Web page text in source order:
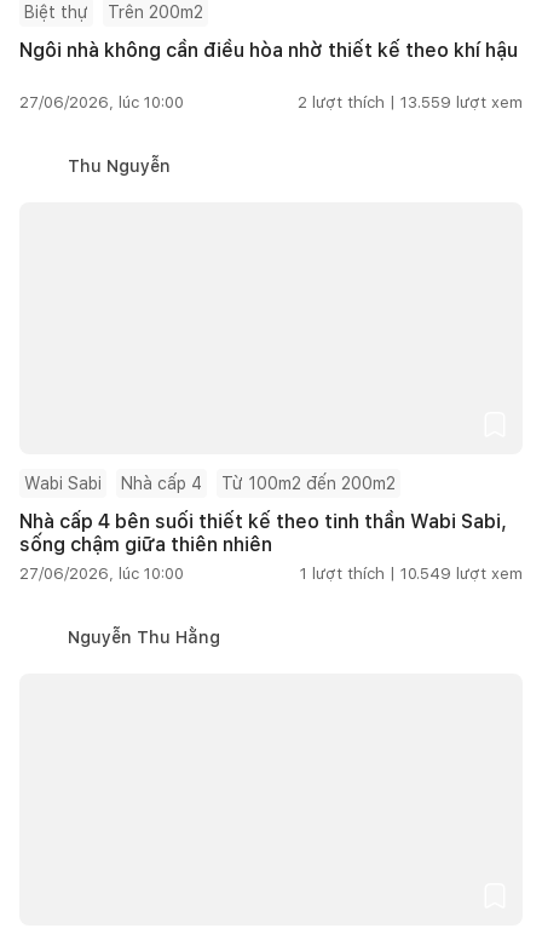
Biệt thự Trên 200m2
Ngôi nhà không cần điều hòa nhờ thiết kế theo khí hậu
27/06/2026, lúc 10:00 2 lượt thích | 13.559 lượt xem
Thu Nguyễn
Wabi Sabi Nhà cấp 4 Từ 100m2 đến 200m2
Nhà cấp 4 bên suối thiết kế theo tinh thần Wabi Sabi,
sống chậm giữa thiên nhiên
27/06/2026, lúc 10:00 1 lượt thích | 10.549 lượt xem
Nguyễn Thu Hằng